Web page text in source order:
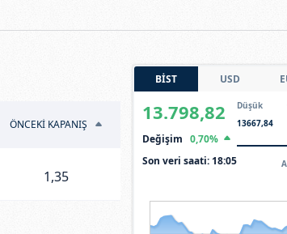
ÖNCEKİ KAPANIŞ
1,35
BİST USD
13.798,82
Değişim 0,70%
Son veri saati: 18:05
Düşük
13667,84